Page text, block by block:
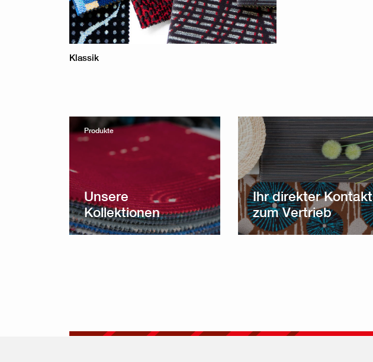
Klassik
Produkte
Unsere
Kollektionen
Ihr direkter Kontakt
zum Vertrieb